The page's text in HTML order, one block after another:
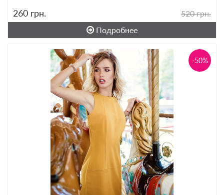
260 грн.
520 грн.
Подробнее
-50%